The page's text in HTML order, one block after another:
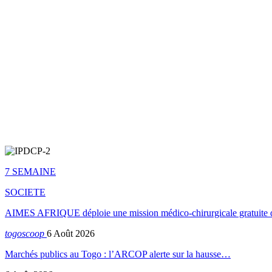
7 SEMAINE
SOCIETE
AIMES AFRIQUE déploie une mission médico-chirurgicale gratuite
togoscoop 6 Août 2026
Marchés publics au Togo : l’ARCOP alerte sur la hausse…